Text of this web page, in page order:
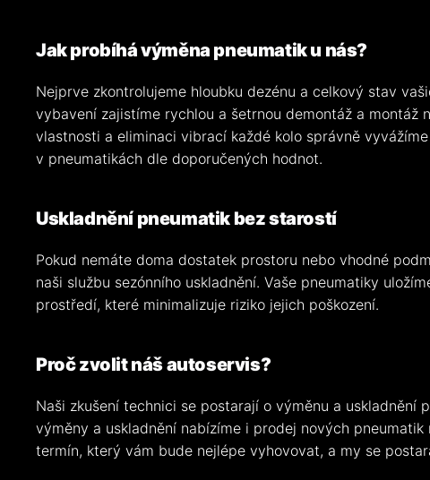
Jak probíhá výměna pneumatik u nás?
Nejprve zkontrolujeme hloubku dezénu a celkový stav
vybavení zajistíme rychlou a šetrnou demontáž a montáž
vlastnosti a eliminaci vibrací každé kolo správně
v pneumatikách dle doporučených hodnot.
Uskladnění pneumatik bez starostí
Pokud nemáte doma dostatek prostoru nebo vhodné
naši službu sezónního uskladnění. Vaše pneumatiky
prostředí, které minimalizuje riziko jejich poškození.
Proč zvolit náš autoservis?
Naši zkušení technici se postarají o výměnu a uskladnění
výměny a uskladnění nabízíme i prodej nových
termín, který vám bude nejlépe vyhovovat, a my se